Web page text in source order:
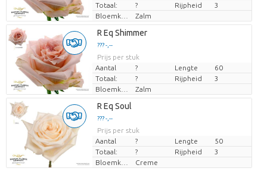
Laden...
??? -,--
Prijs per stuk
Laden...
??? -,--
Prijs per stuk
Totaal:
? Rijpheid
3
Bloemkleur
Zalm
R Eq Shimmer
??? -,--
Prijs per stuk
Aantal
? Lengte
60
Totaal:
? Rijpheid
3
Bloemkleur
Zalm
R Eq Soul
??? -,--
Prijs per stuk
Aantal
? Lengte
50
Totaal:
? Rijpheid
3
Bloemkleur
Creme